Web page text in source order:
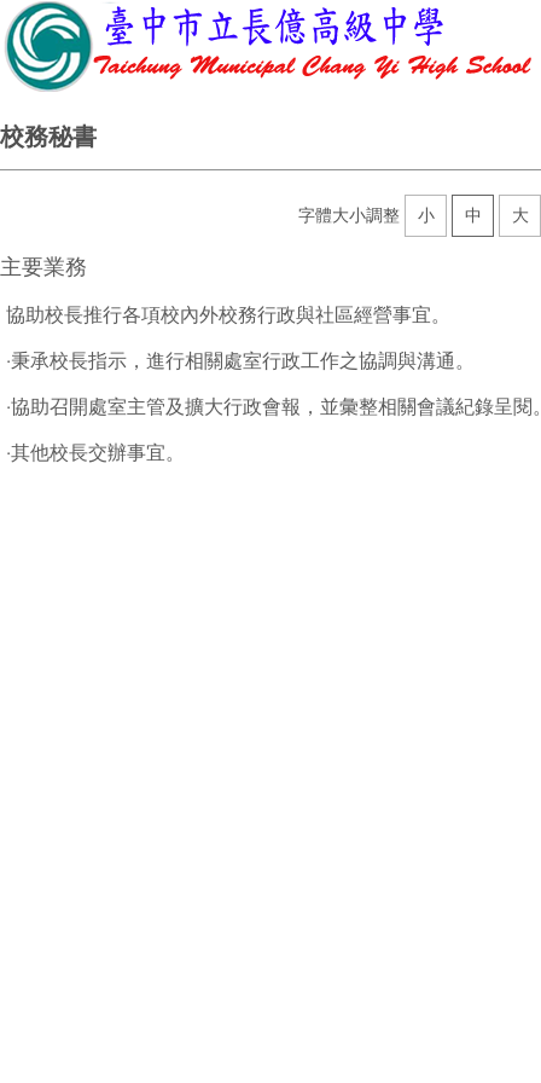
校務秘書
字體大小調整 小 中 大
主要業務
協助校長推行各項校內外校務行政與社區經營事宜。
‧秉承校長指示，進行相關處室行政工作之協調與溝通。
‧協助召開處室主管及擴大行政會報，並彙整相關會議紀錄呈閱
‧其他校長交辦事宜。